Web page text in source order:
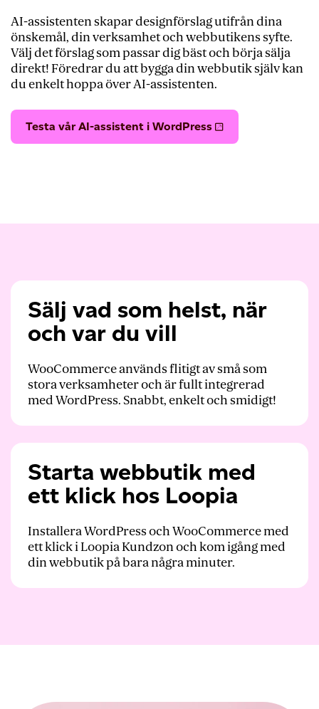
AI-assistenten skapar designförslag utifrån dina
önskemål, din verksamhet och webbutikens syfte.
Välj det förslag som passar dig bäst och börja sälja
direkt! Föredrar du att bygga din webbutik själv kan
du enkelt hoppa över AI-assistenten.
Testa vår AI-assistent i WordPress
Sälj vad som helst, när
och var du vill
WooCommerce används flitigt av små som
stora verksamheter och är fullt integrerad
med WordPress. Snabbt, enkelt och smidigt!
Starta webbutik med
ett klick hos Loopia
Installera WordPress och WooCommerce med
ett klick i Loopia Kundzon och kom igång med
din webbutik på bara några minuter.